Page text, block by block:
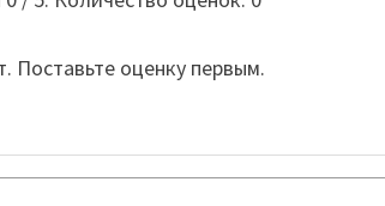
Поставьте оценку первым.